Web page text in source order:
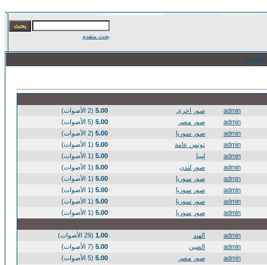
بحث متقدم
admin صور اخرى 5.00 (2 الأصوات)
admin
صور مصر 5.00 (5 الأصوات)
admin
صور سوريا 5.00 (2 الأصوات)
admin
تونس عامة 5.00 (1 الأصوات)
admin
ليبيا 5.00 (1 الأصوات)
admin
صور لندن 5.00 (1 الأصوات)
admin
صور سوريا 5.00 (1 الأصوات)
admin
صور سوريا 5.00 (1 الأصوات)
admin
صور سوريا 5.00 (1 الأصوات)
admin
صور سوريا 5.00 (1 الأصوات)
admin الهند 1.00 (29 الأصوات)
admin
الصين 5.00 (7 الأصوات)
admin
صور مصر 5.00 (5 الأصوات)